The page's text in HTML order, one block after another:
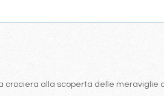
crociera alla scoperta delle meraviglie